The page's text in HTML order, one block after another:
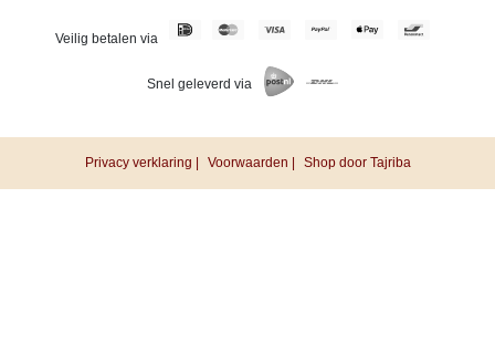
Veilig betalen via
Snel geleverd via
Privacy verklaring | Voorwaarden | Shop door Tajriba